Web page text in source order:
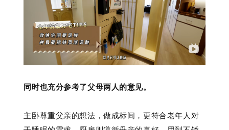
同时也充分参考了父母两人的意见。
主卧尊重父亲的想法，做成标间，更符合老年人对